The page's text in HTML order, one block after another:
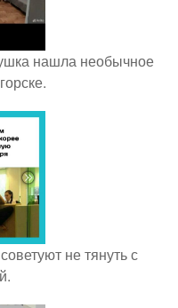
нашла необычное
не тянуть с